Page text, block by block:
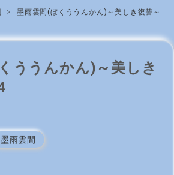
>
墨雨雲間(ぼくううんかん)～美しき復讐～
ううんかん)～美しき
墨雨雲間